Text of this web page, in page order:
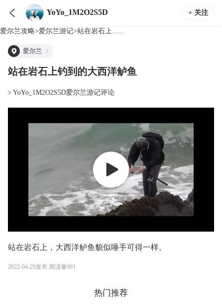
 YoYo_1M2O2S5D + 关注
爱尔兰攻略>爱尔兰游记>站在岩石上......
爱尔兰
站在岩石上钓到的大西洋鲈鱼
> YoYo_1M2O2S5D爱尔兰游记评论
00:00
站在岩石上，大西洋鲈鱼貌似唾手可得一样。
2022-04-29发布 阅读量991
热门推荐